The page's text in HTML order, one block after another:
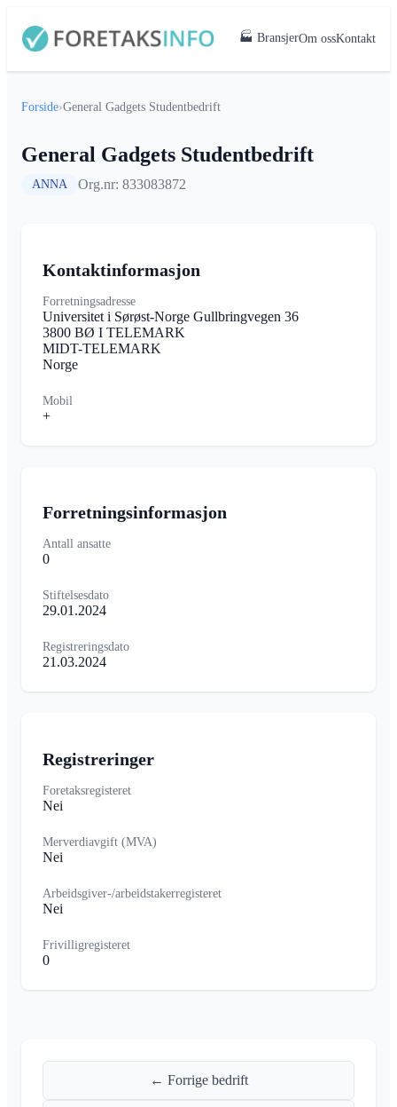
🏭 BransjerOm ossKontakt
Forside›General Gadgets Studentbedrift
General Gadgets Studentbedrift
ANNA Org.nr: 833083872
Kontaktinformasjon
Forretningsadresse
Universitet i Sørøst-Norge Gullbringvegen 36
3800 BØ I TELEMARK
MIDT-TELEMARK
Norge
Mobil
+
Forretningsinformasjon
Antall ansatte
0
Stiftelsesdato
29.01.2024
Registreringsdato
21.03.2024
Registreringer
Foretaksregisteret
Nei
Merverdiavgift (MVA)
Nei
Arbeidsgiver-/arbeidstakerregisteret
Nei
Frivilligregisteret
0
← Forrige bedrift